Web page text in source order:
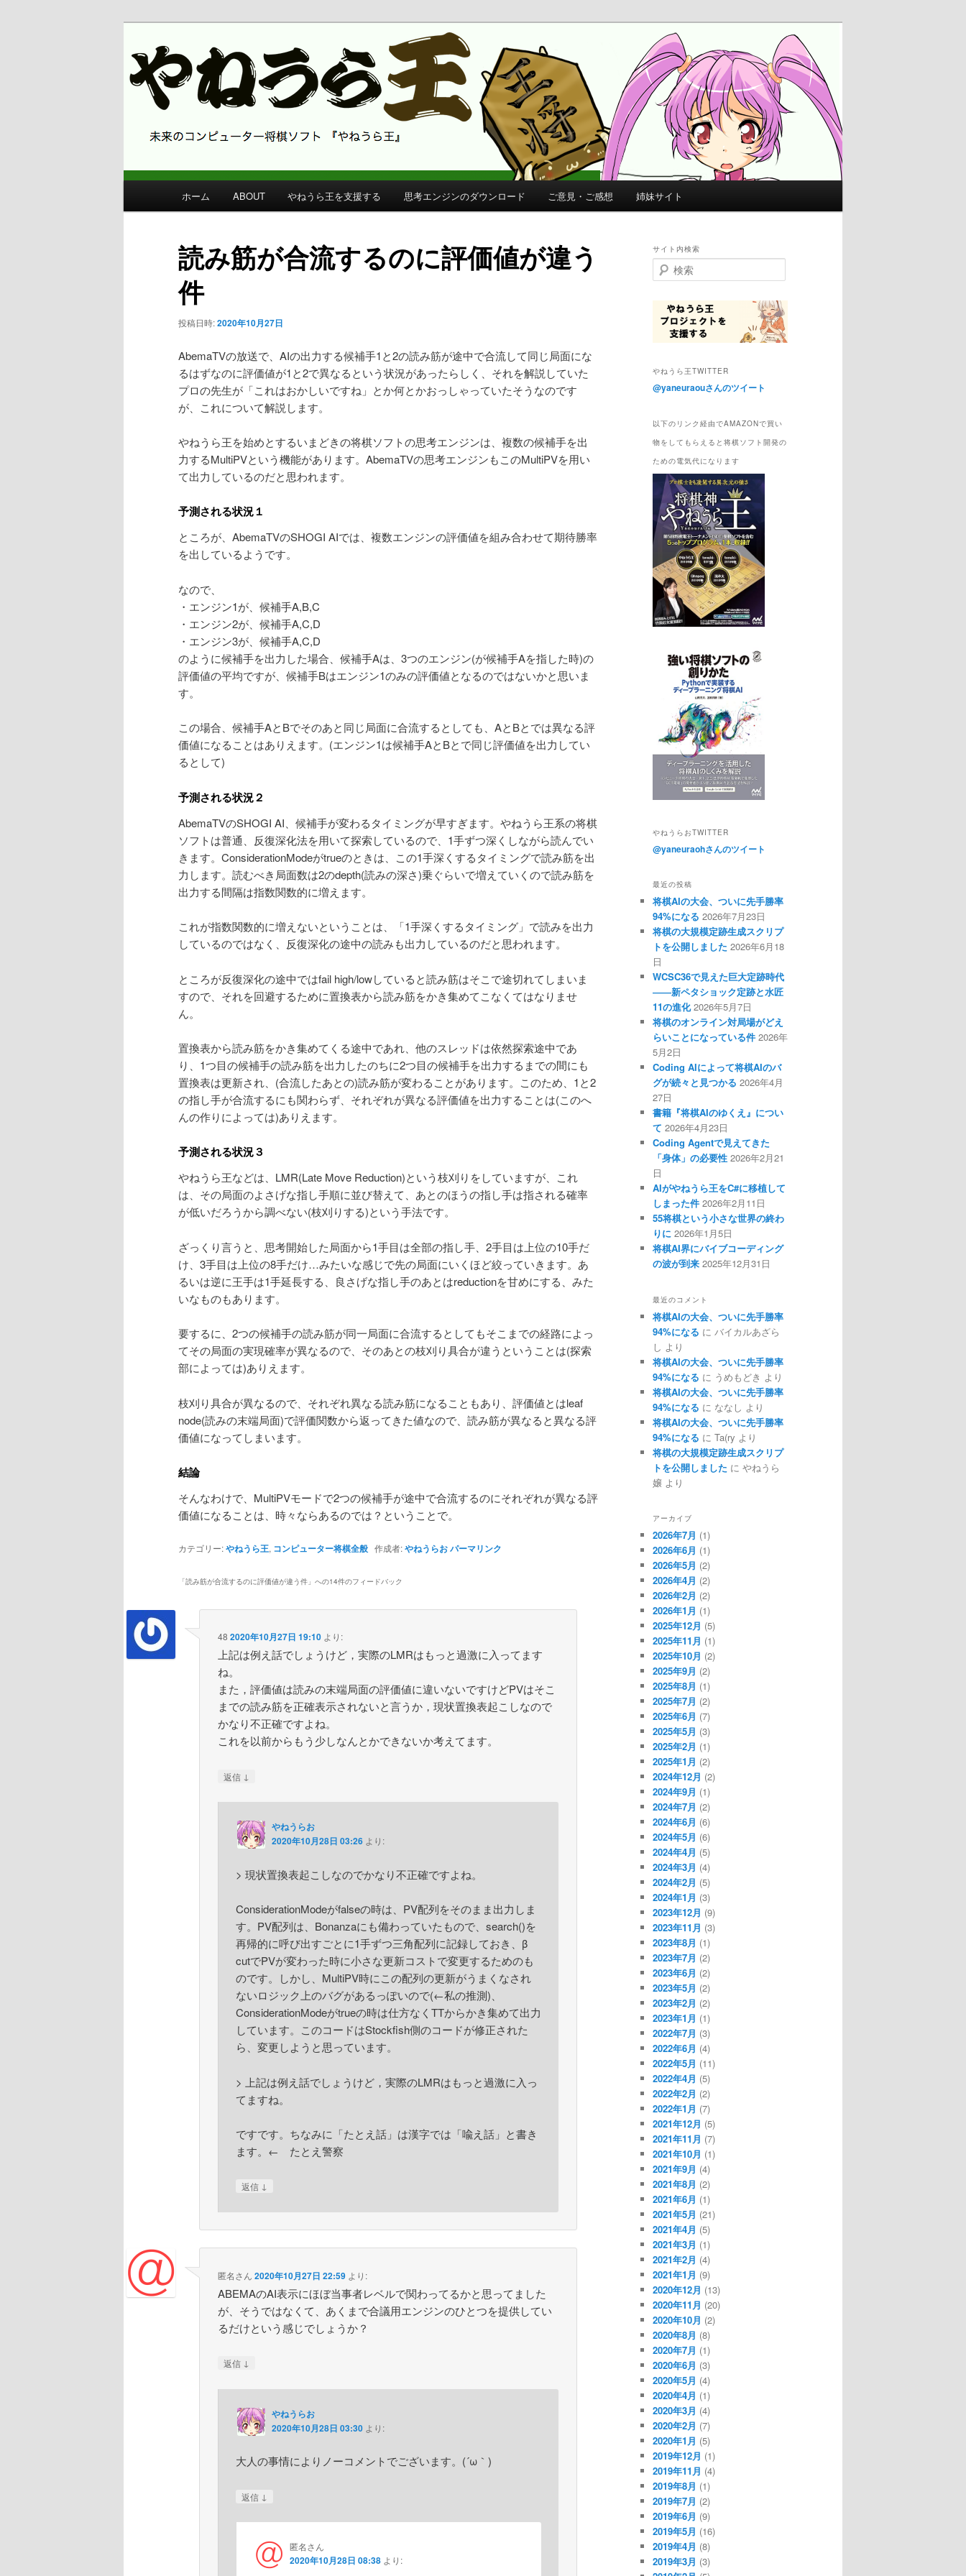
やねうら王 公式サイト
メ
ン
コ
テ
ン
ツ
へ
移
動
ホーム ABOUT やねうら王を支援する 思考エンジンのダウンロード ご意見・ご感想 姉妹サイト
読み筋が合流するのに評価値が違う
件
投稿日時:2020年10月27日
AbemaTVの放送で、AIの出力する候補手1と2の読み筋が途中で合流して同じ局面にな
るはずなのに評価値が1と2で異なるという状況があったらしく、それを解説していた
プロの先生が「これはおかしいですね」とか何とかおっしゃっていたそうなのです
が、これについて解説します。
やねうら王を始めとするいまどきの将棋ソフトの思考エンジンは、複数の候補手を出
力するMultiPVという機能があります。AbemaTVの思考エンジンもこのMultiPVを用い
て出力しているのだと思われます。
予測される状況１
ところが、AbemaTVのSHOGI AIでは、複数エンジンの評価値を組み合わせて期待勝率
を出しているようです。
なので、
・エンジン1が、候補手A,B,C
・エンジン2が、候補手A,C,D
・エンジン3が、候補手A,C,D
のように候補手を出力した場合、候補手Aは、3つのエンジン(が候補手Aを指した時)の
評価値の平均ですが、候補手Bはエンジン1のみの評価値となるのではないかと思いま
す。
この場合、候補手AとBでそのあと同じ局面に合流するとしても、AとBとでは異なる評
価値になることはありえます。(エンジン1は候補手AとBとで同じ評価値を出力してい
るとして)
予測される状況２
AbemaTVのSHOGI AI、候補手が変わるタイミングが早すぎます。やねうら王系の将棋
ソフトは普通、反復深化法を用いて探索しているので、1手ずつ深くしながら読んでい
きます。ConsiderationModeがtrueのときは、この1手深くするタイミングで読み筋を出
力します。読むべき局面数は2のdepth(読みの深さ)乗ぐらいで増えていくので読み筋を
出力する間隔は指数関数的に増えます。
これが指数関数的に増えないということは、「1手深くするタイミング」で読みを出力
しているのではなく、反復深化の途中の読みも出力しているのだと思われます。
ところが反復深化の途中ではfail high/lowしていると読み筋はそこで途切れてしまいま
すので、それを回避するために置換表から読み筋をかき集めてこなくてはなりませ
ん。
置換表から読み筋をかき集めてくる途中であれ、他のスレッドは依然探索途中であ
り、1つ目の候補手の読み筋を出力したのちに2つ目の候補手を出力するまでの間にも
置換表は更新され、(合流したあとの)読み筋が変わることがあります。このため、1と2
の指し手が合流するにも関わらず、それぞれが異なる評価値を出力することは(このへ
んの作りによっては)ありえます。
予測される状況３
やねうら王などは、LMR(Late Move Reduction)という枝刈りをしていますが、これ
は、その局面のよさげな指し手順に並び替えて、あとのほうの指し手は指される確率
が低いだろうから調べない(枝刈りする)という手法です。
ざっくり言うと、思考開始した局面から1手目は全部の指し手、2手目は上位の10手だ
け、3手目は上位の8手だけ…みたいな感じで先の局面にいくほど絞っていきます。あ
るいは逆に王手は1手延長する、良さげな指し手のあとはreductionを甘めにする、みた
いなものもあります。
要するに、2つの候補手の読み筋が同一局面に合流するとしてもそこまでの経路によっ
てその局面の実現確率が異なるので、そのあとの枝刈り具合が違うということは(探索
部によっては)ありえます。
枝刈り具合が異なるので、それぞれ異なる読み筋になることもあり、評価値とはleaf
node(読みの末端局面)で評価関数から返ってきた値なので、読み筋が異なると異なる評
価値になってしまいます。
結論
そんなわけで、MultiPVモードで2つの候補手が途中で合流するのにそれぞれが異なる評
価値になることは、時々ならあるのでは？ということで。
カテゴリー:やねうら王, コンピューター将棋全般 作成者:やねうらおパーマリンク
「読み筋が合流するのに評価値が違う件 」への14件のフィードバック
48 2020年10月27日 19:10 より:
上記は例え話でしょうけど，実際のLMRはもっと過激に入ってます
ね。
また，評価値は読みの末端局面の評価値に違いないですけどPVはそこ
までの読み筋を正確表示されないと言うか，現状置換表起こしなので
かなり不正確ですよね。
これを以前からもう少しなんとかできないか考えてます。
返信 ↓
やねうらお
2020年10月28日 03:26 より:
> 現状置換表起こしなのでかなり不正確ですよね。
ConsiderationModeがfalseの時は、PV配列をそのまま出力しま
す。PV配列は、Bonanzaにも備わっていたもので、search()を
再帰的に呼び出すごとに1手ずつ三角配列に記録しておき、β
cutでPVが変わった時に小さな更新コストで変更するためのも
のです。しかし、MultiPV時にこの配列の更新がうまくなされ
ないロジック上のバグがあるっぽいので(←私の推測)、
ConsiderationModeがtrueの時は仕方なくTTからかき集めて出力
しています。このコードはStockfish側のコードが修正された
ら、変更しようと思っています。
> 上記は例え話でしょうけど，実際のLMRはもっと過激に入っ
てますね。
ですです。ちなみに「たとえ話」は漢字では「喩え話」と書き
ます。← たとえ警察
返信 ↓
匿名さん 2020年10月27日 22:59 より:
ABEMAのAI表示にほぼ当事者レベルで関わってるかと思ってました
が、そうではなくて、あくまで合議用エンジンのひとつを提供してい
るだけという感じでしょうか？
返信 ↓
やねうらお
2020年10月28日 03:30 より:
大人の事情によりノーコメントでございます。(´ω｀)
返信 ↓
匿名さん
2020年10月28日 08:38 より:
サイト内検索
検
索
やねうら王TWITTER
@yaneuraouさんのツイート
以下のリンク経由でAMAZONで買い
物をしてもらえると将棋ソフト開発の
ための電気代になります
やねうらおTWITTER
@yaneuraohさんのツイート
最近の投稿
将棋AIの大会、ついに先手勝率
94%になる 2026年7月23日
将棋の大規模定跡生成スクリプ
トを公開しました 2026年6月18
日
WCSC36で見えた巨大定跡時代
――新ペタショック定跡と水匠
11の進化 2026年5月7日
将棋のオンライン対局場がどえ
らいことになっている件 2026年
5月2日
Coding AIによって将棋AIのバ
グが続々と見つかる 2026年4月
27日
書籍『将棋AIのゆくえ』につい
て 2026年4月23日
Coding Agentで見えてきた
「身体」の必要性 2026年2月21
日
AIがやねうら王をC#に移植して
しまった件 2026年2月11日
55将棋という小さな世界の終わ
りに 2026年1月5日
将棋AI界にバイブコーディング
の波が到来 2025年12月31日
最近のコメント
将棋AIの大会、ついに先手勝率
94%になる に バイカルあざら
し より
将棋AIの大会、ついに先手勝率
94%になる に うめもどき より
将棋AIの大会、ついに先手勝率
94%になる に ななし より
将棋AIの大会、ついに先手勝率
94%になる に Ta(ry より
将棋の大規模定跡生成スクリプ
トを公開しました に やねうら
嬢 より
アーカイブ
2026年7月 (1)
2026年6月 (1)
2026年5月 (2)
2026年4月 (2)
2026年2月 (2)
2026年1月 (1)
2025年12月 (5)
2025年11月 (1)
2025年10月 (2)
2025年9月 (2)
2025年8月 (1)
2025年7月 (2)
2025年6月 (7)
2025年5月 (3)
2025年2月 (1)
2025年1月 (2)
2024年12月 (2)
2024年9月 (1)
2024年7月 (2)
2024年6月 (6)
2024年5月 (6)
2024年4月 (5)
2024年3月 (4)
2024年2月 (5)
2024年1月 (3)
2023年12月 (9)
2023年11月 (3)
2023年8月 (1)
2023年7月 (2)
2023年6月 (2)
2023年5月 (2)
2023年2月 (2)
2023年1月 (1)
2022年7月 (3)
2022年6月 (4)
2022年5月 (11)
2022年4月 (5)
2022年2月 (2)
2022年1月 (7)
2021年12月 (5)
2021年11月 (7)
2021年10月 (1)
2021年9月 (4)
2021年8月 (2)
2021年6月 (1)
2021年5月 (21)
2021年4月 (5)
2021年3月 (1)
2021年2月 (4)
2021年1月 (9)
2020年12月 (13)
2020年11月 (20)
2020年10月 (2)
2020年8月 (8)
2020年7月 (1)
2020年6月 (3)
2020年5月 (4)
2020年4月 (1)
2020年3月 (4)
2020年2月 (7)
2020年1月 (5)
2019年12月 (1)
2019年11月 (4)
2019年8月 (1)
2019年7月 (2)
2019年6月 (9)
2019年5月 (16)
2019年4月 (8)
2019年3月 (3)